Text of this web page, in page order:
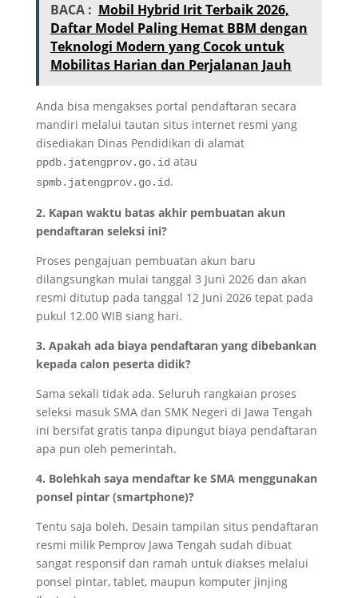
BACA : Mobil Hybrid Irit Terbaik 2026,
Daftar Model Paling Hemat BBM dengan
Teknologi Modern yang Cocok untuk
Mobilitas Harian dan Perjalanan Jauh
Anda bisa mengakses portal pendaftaran secara
mandiri melalui tautan situs internet resmi yang
disediakan Dinas Pendidikan di alamat
ppdb.jatengprov.go.id atau
spmb.jatengprov.go.id.
2. Kapan waktu batas akhir pembuatan akun
pendaftaran seleksi ini?
Proses pengajuan pembuatan akun baru
dilangsungkan mulai tanggal 3 Juni 2026 dan akan
resmi ditutup pada tanggal 12 Juni 2026 tepat pada
pukul 12.00 WIB siang hari.
3. Apakah ada biaya pendaftaran yang dibebankan
kepada calon peserta didik?
Sama sekali tidak ada. Seluruh rangkaian proses
seleksi masuk SMA dan SMK Negeri di Jawa Tengah
ini bersifat gratis tanpa dipungut biaya pendaftaran
apa pun oleh pemerintah.
4. Bolehkah saya mendaftar ke SMA menggunakan
ponsel pintar (smartphone)?
Tentu saja boleh. Desain tampilan situs pendaftaran
resmi milik Pemprov Jawa Tengah sudah dibuat
sangat responsif dan ramah untuk diakses melalui
ponsel pintar, tablet, maupun komputer jinjing